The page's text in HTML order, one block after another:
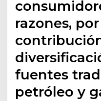
razones,
fuentes
petróleo y